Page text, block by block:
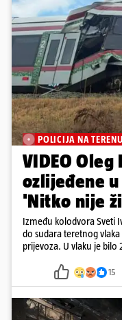
POLICIJA NA TERENU
VIDEO
ozlijeđene
'Nitko nije
Između kolodvora Sveti
do sudara teretnog
prijevoza. U vlaku je
15